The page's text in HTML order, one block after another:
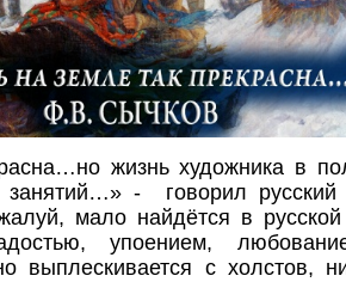
жизнь художника в
занятий…» - говорил
мало найдётся в русской
упоением,
выплескивается с холстов,